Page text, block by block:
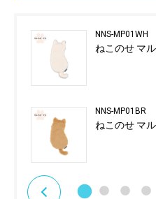
NNS-MP01WH
ねこのせ マ
NNS-MP01BR
ねこのせ マ